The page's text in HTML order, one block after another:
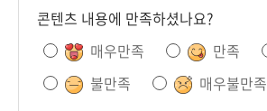
콘텐츠 내용에 만족하셨나요?
매우만족
만족
불만족
매우불만족